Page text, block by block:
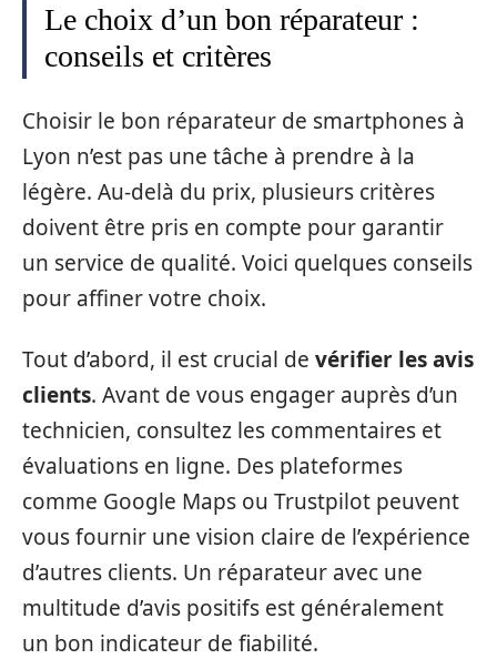
Le choix d’un bon réparateur :
conseils et critères
Choisir le bon réparateur de smartphones à
Lyon n’est pas une tâche à prendre à la
légère. Au-delà du prix, plusieurs critères
doivent être pris en compte pour garantir
un service de qualité. Voici quelques conseils
pour affiner votre choix.
Tout d’abord, il est crucial de vérifier les avis
clients. Avant de vous engager auprès d’un
technicien, consultez les commentaires et
évaluations en ligne. Des plateformes
comme Google Maps ou Trustpilot peuvent
vous fournir une vision claire de l’expérience
d’autres clients. Un réparateur avec une
multitude d’avis positifs est généralement
un bon indicateur de fiabilité.